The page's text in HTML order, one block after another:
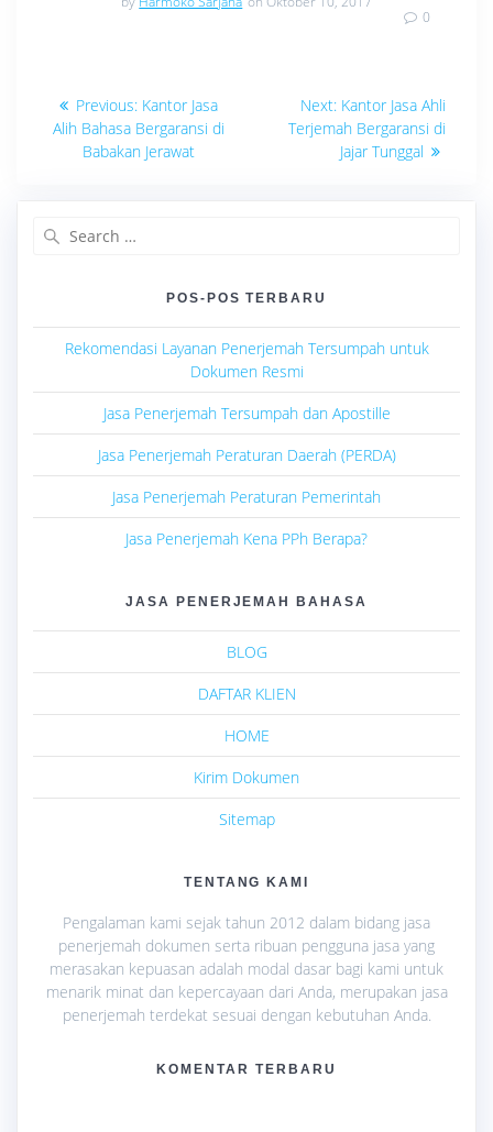
0
Navigasi
pos
Previous: Previous
post:
Kantor Jasa
Alih Bahasa Bergaransi di
Babakan Jerawat
Next: Next
post:
Kantor Jasa Ahli
Terjemah Bergaransi di
Jajar Tunggal
POS-POS TERBARU
Rekomendasi Layanan Penerjemah Tersumpah untuk
Dokumen Resmi
Jasa Penerjemah Tersumpah dan Apostille
Jasa Penerjemah Peraturan Daerah (PERDA)
Jasa Penerjemah Peraturan Pemerintah
Jasa Penerjemah Kena PPh Berapa?
JASA PENERJEMAH BAHASA
BLOG
DAFTAR KLIEN
HOME
Kirim Dokumen
Sitemap
TENTANG KAMI
Pengalaman kami sejak tahun 2012 dalam bidang jasa
penerjemah dokumen serta ribuan pengguna jasa yang
merasakan kepuasan adalah modal dasar bagi kami untuk
menarik minat dan kepercayaan dari Anda, merupakan jasa
penerjemah terdekat sesuai dengan kebutuhan Anda.
KOMENTAR TERBARU